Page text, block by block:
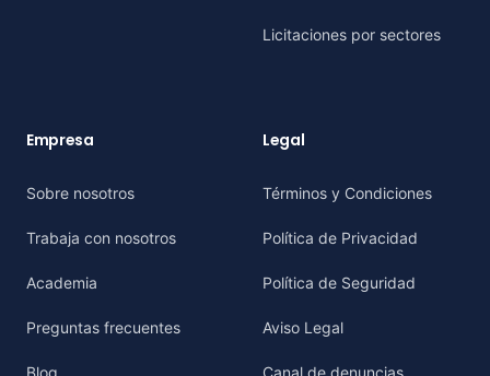
Licitaciones por sectores
Empresa
Sobre nosotros
Trabaja con nosotros
Academia
Preguntas frecuentes
Blog
Legal
Términos y Condiciones
Política de Privacidad
Política de Seguridad
Aviso Legal
Canal de denuncias